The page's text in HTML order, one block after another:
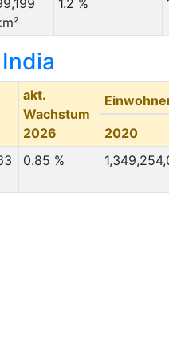
1.2 %
India
akt.
Wachstum
2026
2020
0.85 %